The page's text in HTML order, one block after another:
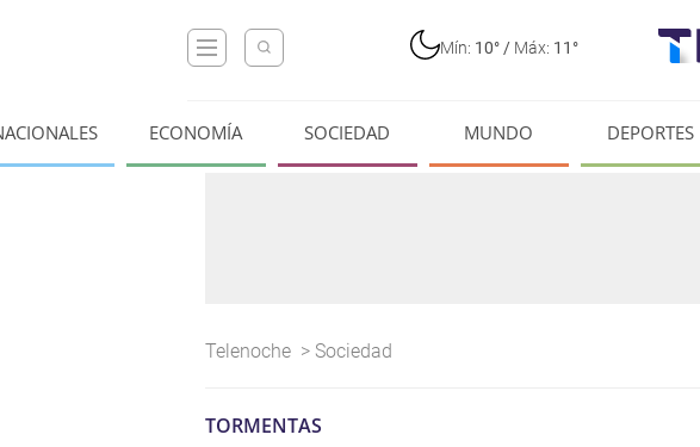
Mín: 10° / Máx: 11°
ECONOMÍA SOCIEDAD MUNDO DEPORTES
Telenoche > Sociedad
TORMENTAS